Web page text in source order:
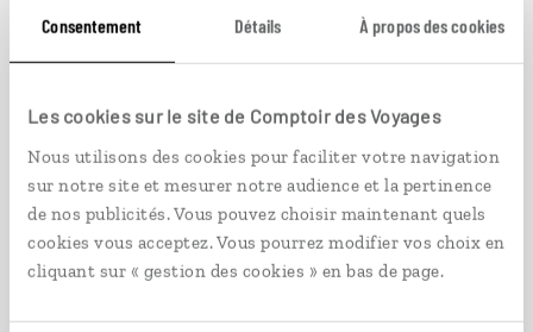
Consentement Détails À propos des cookies
Les cookies sur le site de Comptoir des Voyages
Nous utilisons des cookies pour faciliter votre navigation
sur notre site et mesurer notre audience et la pertinence
de nos publicités. Vous pouvez choisir maintenant quels
cookies vous acceptez. Vous pourrez modifier vos choix en
cliquant sur « gestion des cookies » en bas de page.
costariciennes.
13 jours / 11 nuits
à partir de 4100€